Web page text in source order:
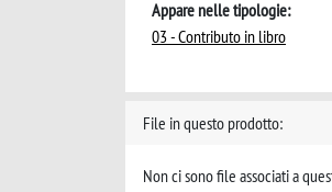
Appare nelle tipologie:
03 - Contributo in libro
File in questo prodotto:
Non ci sono file associati a